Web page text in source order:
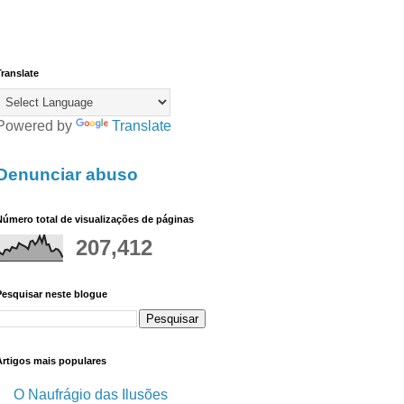
by Translate
abuso
total de visualizações de páginas
207,412
neste blogue
mais populares
O Naufrágio das Ilusões